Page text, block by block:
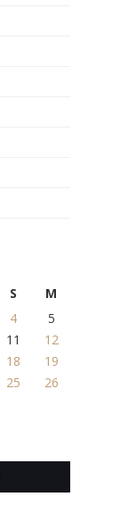
S
M
4
5
11
12
18
19
25
26